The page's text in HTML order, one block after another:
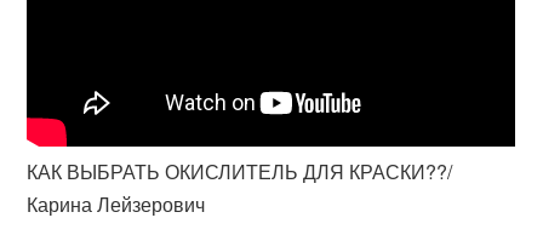
КАК ВЫБРАТЬ ОКИСЛИТЕЛЬ ДЛЯ КРАСКИ??/
Карина Лейзерович